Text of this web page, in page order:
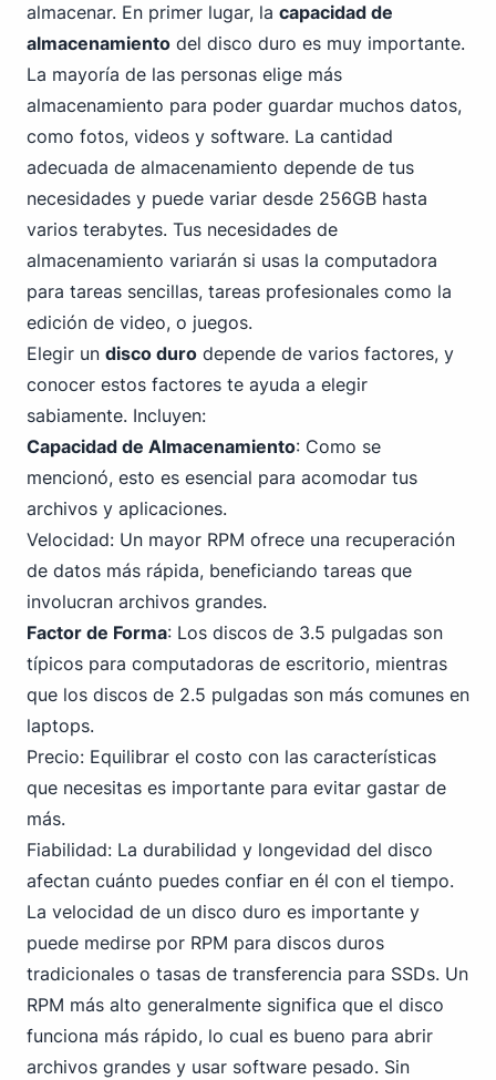
almacenar. En primer lugar, la capacidad de
almacenamiento del disco duro es muy importante.
La mayoría de las personas elige más
almacenamiento para poder guardar muchos datos,
como fotos, videos y software. La cantidad
adecuada de almacenamiento depende de tus
necesidades y puede variar desde 256GB hasta
varios terabytes. Tus necesidades de
almacenamiento variarán si usas la computadora
para tareas sencillas, tareas profesionales como la
edición de video, o juegos.
Elegir un disco duro depende de varios factores, y
conocer estos factores te ayuda a elegir
sabiamente. Incluyen:
Capacidad de Almacenamiento: Como se
mencionó, esto es esencial para acomodar tus
archivos y aplicaciones.
Velocidad: Un mayor RPM ofrece una recuperación
de datos más rápida, beneficiando tareas que
involucran archivos grandes.
Factor de Forma: Los discos de 3.5 pulgadas son
típicos para computadoras de escritorio, mientras
que los discos de 2.5 pulgadas son más comunes en
laptops.
Precio: Equilibrar el costo con las características
que necesitas es importante para evitar gastar de
más.
Fiabilidad: La durabilidad y longevidad del disco
afectan cuánto puedes confiar en él con el tiempo.
La velocidad de un disco duro es importante y
puede medirse por RPM para discos duros
tradicionales o tasas de transferencia para SSDs. Un
RPM más alto generalmente significa que el disco
funciona más rápido, lo cual es bueno para abrir
archivos grandes y usar software pesado. Sin